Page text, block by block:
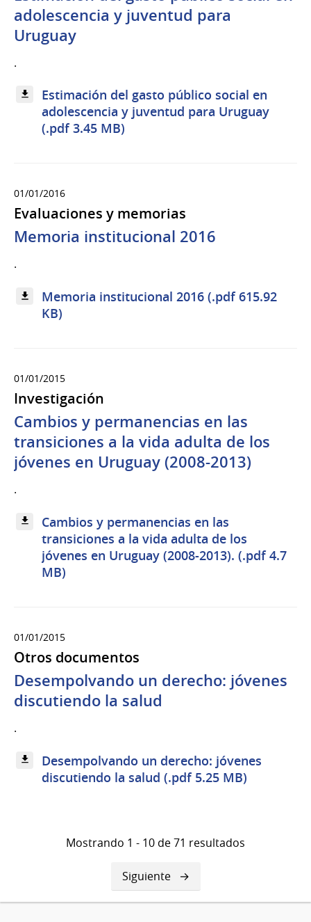
adolescencia y juventud para
Uruguay
.
Estimación del gasto público social en
adolescencia y juventud para Uruguay
(.pdf 3.45 MB)
01/01/2016
Evaluaciones y memorias
Memoria institucional 2016
.
Memoria institucional 2016 (.pdf 615.92
KB)
01/01/2015
Investigación
Cambios y permanencias en las
transiciones a la vida adulta de los
jóvenes en Uruguay (2008-2013)
.
Cambios y permanencias en las
transiciones a la vida adulta de los
jóvenes en Uruguay (2008-2013). (.pdf 4.7
MB)
01/01/2015
Otros documentos
Desempolvando un derecho: jóvenes
discutiendo la salud
.
Desempolvando un derecho: jóvenes
discutiendo la salud (.pdf 5.25 MB)
Mostrando 1 - 10 de 71 resultados
Siguiente
página
Siguiente